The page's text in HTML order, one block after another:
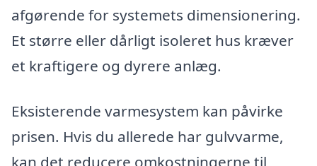
afgørende for systemets dimensionering.
Et større eller dårligt isoleret hus kræver
et kraftigere og dyrere anlæg.
Eksisterende varmesystem kan påvirke
prisen. Hvis du allerede har gulvvarme,
kan det reducere omkostningerne til